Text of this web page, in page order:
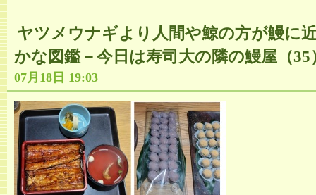
ヤツメウナギより人間や鯨の方が鰻に
かな図鑑－今日は寿司大の隣の鰻屋（35
07月18日 19:03